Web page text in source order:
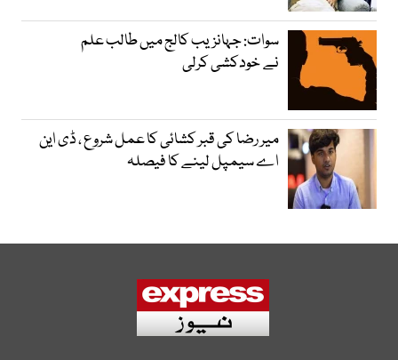
سوات: جہانزیب کالج میں طالب علم
نے خودکشی کرلی
میر رضا کی قبر کشائی کا عمل شروع ، ڈی این
اے سیمپل لینے کا فیصلہ